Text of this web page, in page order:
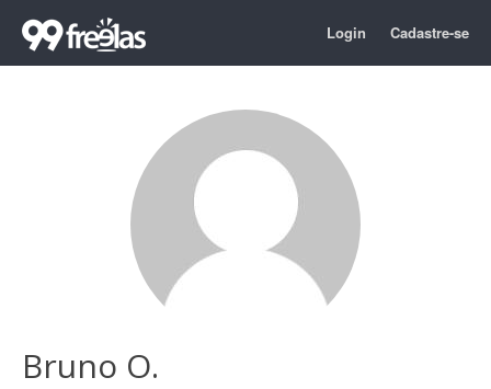
Login Cadastre-se
Bruno O.